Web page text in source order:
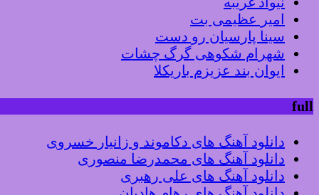
امیر عظیمی بت
سینا پارسیان رو دست
شهرام شکوهی گرگ چشات
ایوان بند عزیزم باریکلا
full
دانلود آهنگ های دکاموند و زانیار خسروی
دانلود آهنگ های محمدرضا منصوری
دانلود آهنگ های علی رهبری